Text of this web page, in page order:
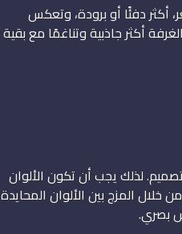
أكثر دفئًا أو برودة، وتعكس
أكثر جاذبية وتناغمًا مع بقية
لذلك يجب أن تكون الألوان
المزج بين الألوان المحايدة
بصري.